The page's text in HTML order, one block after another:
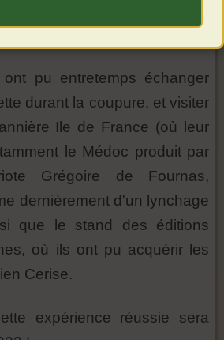
par un agréable dîner
ont pu entretemps échanger
durant la coupure, et visiter
Ile de France (où leur
le Médoc produit par
Grégoire de Fournas,
dernièrement d'un lynchage
que le stand des éditions
où ils ont pu acquérir les
Cerise.
expérience réussie sera